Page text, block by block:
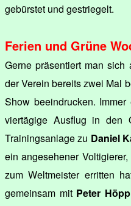
gebürstet und gestriegelt.
Ferien und Grüne
Gerne präsentiert man sich
der Verein bereits zwei Mal
Show beeindrucken.
viertägige Ausflug in den
Trainingsanlage zu Daniel
ein angesehener
zum Weltmeister erritten
gemeinsam mit Peter